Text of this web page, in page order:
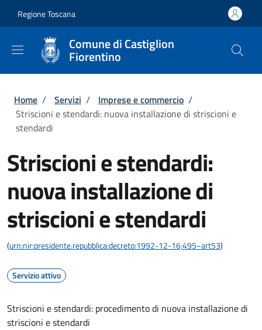
Regione Toscana
Comune di Castiglion
Fiorentino
Briciole di pane
Home / Servizi / Imprese e commercio /
Striscioni e stendardi: nuova installazione di striscioni e
stendardi
Striscioni e stendardi:
nuova installazione di
striscioni e stendardi
(urn:nir:presidente.repubblica:decreto:1992-12-16;495~art53)
Servizio attivo
Striscioni e stendardi: procedimento di nuova installazione di
striscioni e stendardi